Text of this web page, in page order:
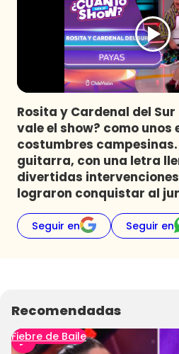
Rosita y Cardenal del
vale el show? como unos
costumbres
guitarra, con una letra
divertidas
lograron conquistar al
Seguir en Seguir en
Recomendadas
Fiebre de Baile
Programas
Club De La Comedia
Contigo en Directo
Plan Perfecto
El Tiempo
Sabingo
Todos Los Programas